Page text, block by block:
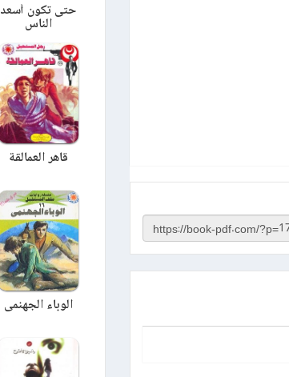
حتى تكون أسعد
الناس
قاهر العمالقة
الوباء الجهنمى